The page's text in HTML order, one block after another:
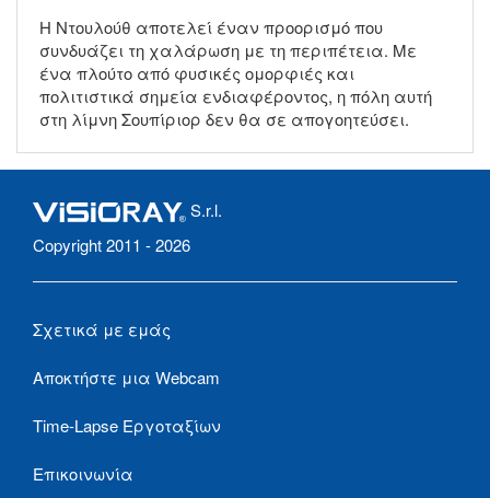
Η Ντουλούθ αποτελεί έναν προορισμό που
συνδυάζει τη χαλάρωση με τη περιπέτεια. Με
ένα πλούτο από φυσικές ομορφιές και
πολιτιστικά σημεία ενδιαφέροντος, η πόλη αυτή
στη λίμνη Σουπίριορ δεν θα σε απογοητεύσει.
S.r.l.
Copyright 2011 - 2026
Σχετικά με εμάς
Αποκτήστε μια Webcam
Time-Lapse Εργοταξίων
Επικοινωνία